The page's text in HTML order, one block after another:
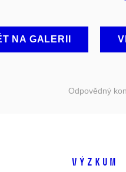
NA GALERII
Odpovědný
VÝZKUM